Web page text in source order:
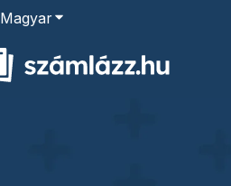
MagyarAlmenü megjelenítése